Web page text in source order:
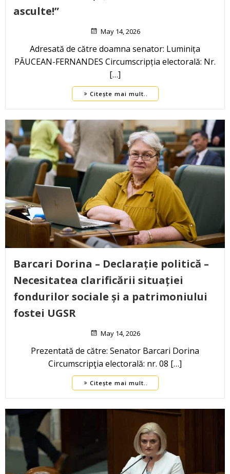
asculte!”
May 14, 2026
Adresată de către doamna senator: Luminița
PĂUCEAN-FERNANDES Circumscripția electorală: Nr.
[…]
Citește mai mult..
Barcari Dorina – Declarație politică –
Necesitatea clarificării situației
fondurilor sociale și a patrimoniului
fostei UGSR
May 14, 2026
Prezentată de către: Senator Barcari Dorina
Circumscripţia electorală: nr. 08 […]
Citește mai mult..